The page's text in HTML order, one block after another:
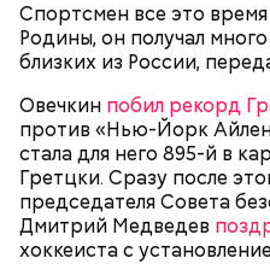
Спортсмен все это
Родины, он получал
близких из России,
Овечкин побил рекорд
против «Нью-Йорк
стала для него 895-й в
Гретцки. Сразу после
председателя Совета
Дмитрий Медведев
хоккеиста с